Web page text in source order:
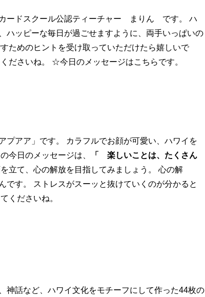
ードスクール公認ティーチャー まりん です。 ハ
ハッピーな毎日が過ごせますように、両手いっぱいの
ためのヒントを受け取っていただけたら嬉しいで
ださいね。 ☆今日のメッセージはこちらです。
プアア」です。 カラフルでお顔が可愛い、ハワイを
今日のメッセージは、
「 楽しいことは、たくさん
立て、心の解放を目指してみましょう。 心の解
です。 ストレスがスーッと抜けていくのが分かると
くださいね。
神話など、ハワイ文化をモチーフにして作った44枚の